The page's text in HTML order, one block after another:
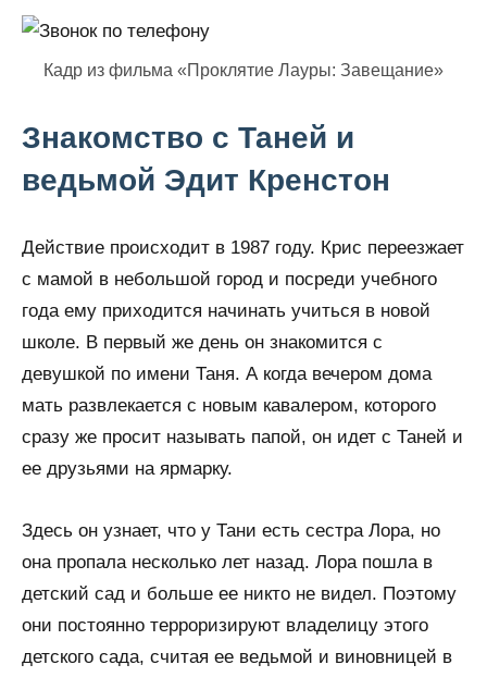
Кадр из фильма «Проклятие Лауры: Завещание»
Знакомство с Таней и
ведьмой Эдит Кренстон
Действие происходит в 1987 году. Крис переезжает
с мамой в небольшой город и посреди учебного
года ему приходится начинать учиться в новой
школе. В первый же день он знакомится с
девушкой по имени Таня. А когда вечером дома
мать развлекается с новым кавалером, которого
сразу же просит называть папой, он идет с Таней и
ее друзьями на ярмарку.
Здесь он узнает, что у Тани есть сестра Лора, но
она пропала несколько лет назад. Лора пошла в
детский сад и больше ее никто не видел. Поэтому
они постоянно терроризируют владелицу этого
детского сада, считая ее ведьмой и виновницей в